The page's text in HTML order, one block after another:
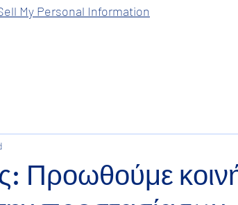
My Personal Information
Προωθούμε